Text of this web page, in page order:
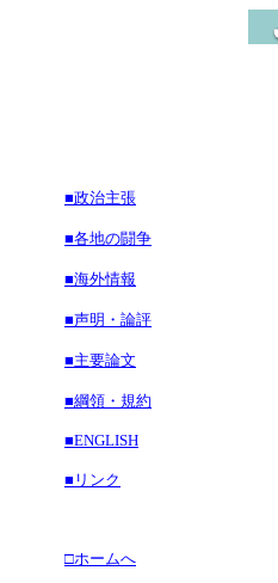
■政治主張
■各地の闘争
■海外情報
■声明・論評
■主要論文
■綱領・規約
■ENGLISH
■リンク
□ホームへ